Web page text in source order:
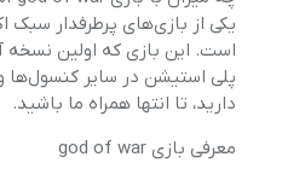
یکی از بازی‌های پرطرفدار
دارید، تا انتها همراه ما باشید.
معرفی بازی god of war